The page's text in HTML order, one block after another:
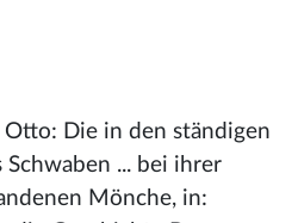
Otto: Die in den ständigen
Schwaben ... bei ihrer
Mönche, in: